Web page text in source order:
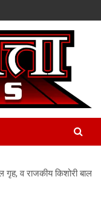
गृह, व राजकीय किशोरी बाल